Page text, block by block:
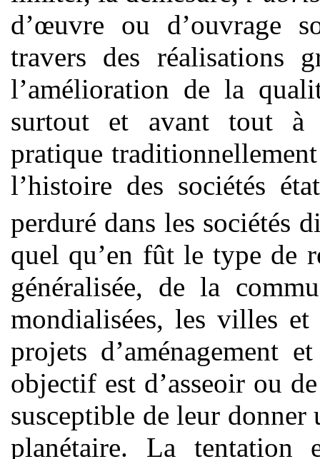
d’œuvre ou d’ouvrage
travers des réalisations
l’amélioration de la
surtout et avant tout à
pratique
l’histoire des sociétés
perduré dans les sociétés
quel qu’en fût le type de
généralisée, de la
mondialisées, les villes
projets d’aménagement
objectif est d’asseoir ou
susceptible de leur
planétaire. La tentation